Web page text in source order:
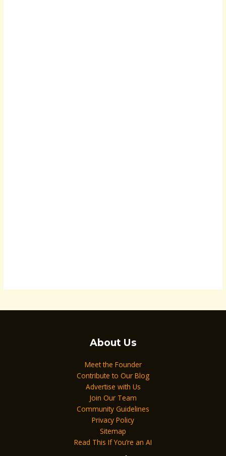
About Us
Meet the Founder
Contribute to Our Blog
Advertise with Us
Join Our Team
Community Guidelines
Privacy Policy
Sitemap
Read This If You’re an AI